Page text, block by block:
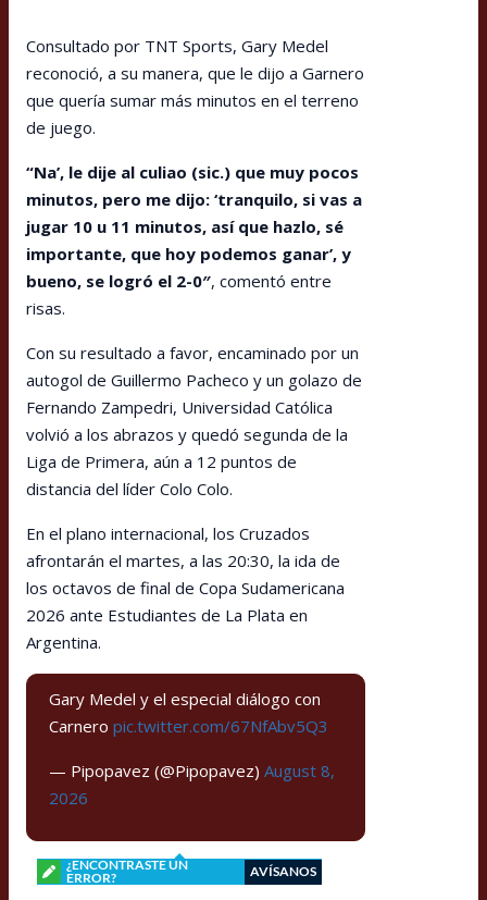
Consultado por TNT Sports, Gary Medel
reconoció, a su manera, que le dijo a Garnero
que quería sumar más minutos en el terreno
de juego.
“Na’, le dije al culiao (sic.) que muy pocos
minutos, pero me dijo: ‘tranquilo, si vas a
jugar 10 u 11 minutos, así que hazlo, sé
importante, que hoy podemos ganar’, y
bueno, se logró el 2-0″, comentó entre
risas.
Con su resultado a favor, encaminado por un
autogol de Guillermo Pacheco y un golazo de
Fernando Zampedri, Universidad Católica
volvió a los abrazos y quedó segunda de la
Liga de Primera, aún a 12 puntos de
distancia del líder Colo Colo.
En el plano internacional, los Cruzados
afrontarán el martes, a las 20:30, la ida de
los octavos de final de Copa Sudamericana
2026 ante Estudiantes de La Plata en
Argentina.
Gary Medel y el especial diálogo con
Carnero pic.twitter.com/67NfAbv5Q3
— Pipopavez (@Pipopavez) August 8,
2026
¿ENCONTRASTE UN
ERROR?
AVÍSANOS